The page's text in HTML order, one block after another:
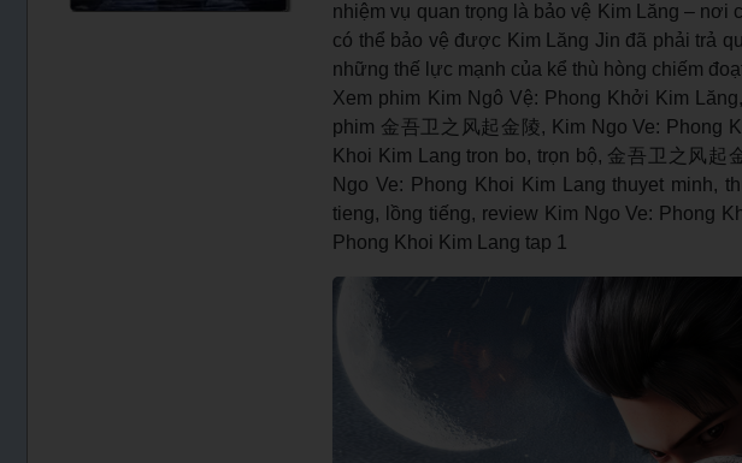
nhiệm vụ quan trọng là bảo vệ Kim Lăng –
có thể bảo vệ được Kim Lăng Jin đã phải trả
những thế lực mạnh của kể thù hòng chiếm
Xem phim Kim Ngô Vệ: Phong Khởi Kim
phim 金吾卫之风起金陵, Kim Ngo Ve: Phong
Khoi Kim Lang tron bo, trọn bộ, 金吾卫之风起
Ngo Ve: Phong Khoi Kim Lang thuyet minh,
tieng, lồng tiếng, review Kim Ngo Ve: Phong
Phong Khoi Kim Lang tap 1